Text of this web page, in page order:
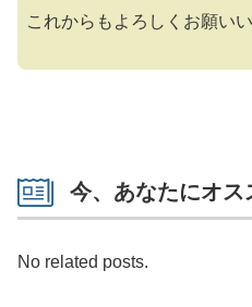
これからもよろしくお願いい
今、あなたにオス
No related posts.